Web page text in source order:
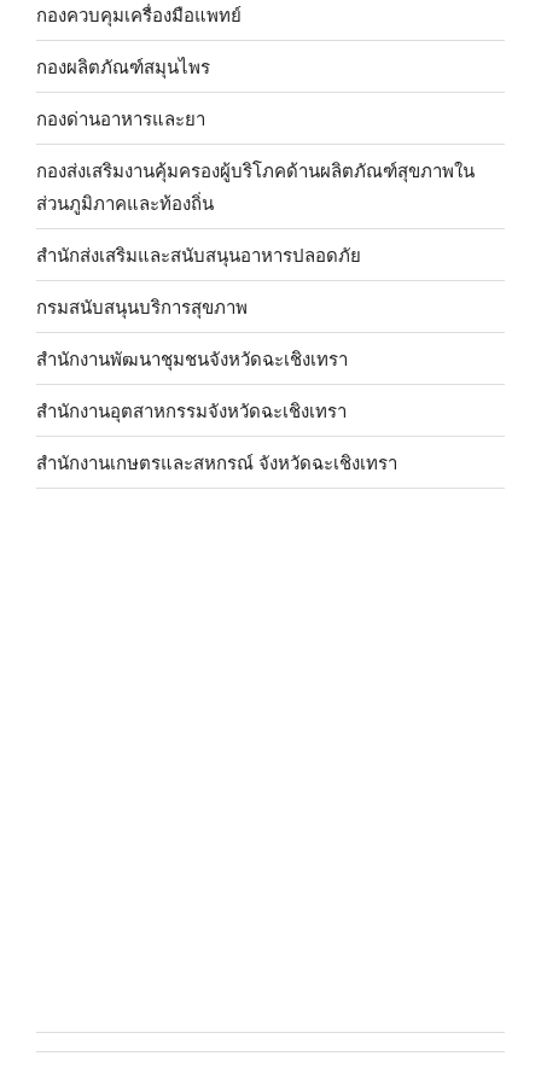
กองควบคุมเครื่องมือแพทย์
กองผลิตภัณฑ์สมุนไพร
กองด่านอาหารและยา
กองส่งเสริมงานคุ้มครองผู้บริโภคด้านผลิตภัณฑ์สุขภาพใน
ส่วนภูมิภาคและท้องถิ่น
สำนักส่งเสริมและสนับสนุนอาหารปลอดภัย
กรมสนับสนุนบริการสุขภาพ
สำนักงานพัฒนาชุมชนจังหวัดฉะเชิงเทรา
สำนักงานอุตสาหกรรมจังหวัดฉะเชิงเทรา
สำนักงานเกษตรและสหกรณ์ จังหวัดฉะเชิงเทรา